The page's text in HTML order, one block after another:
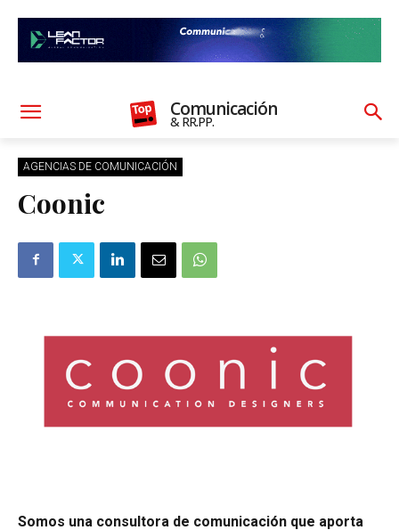
Comunicación
& RR.PP.
AGENCIAS DE COMUNICACIÓN
Coonic
Somos una consultora de comunicación que aporta